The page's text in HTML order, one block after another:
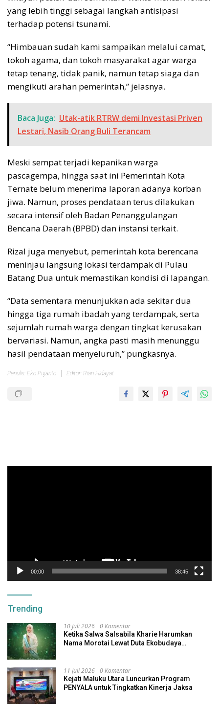
yang lebih tinggi sebagai langkah antisipasi
terhadap potensi tsunami.
“Himbauan sudah kami sampaikan melalui camat,
tokoh agama, dan tokoh masyarakat agar warga
tetap tenang, tidak panik, namun tetap siaga dan
mengikuti arahan pemerintah,” jelasnya.
Baca Juga: Utak-atik RTRW demi Investasi Priven
Lestari, Nasib Orang Buli Terancam
Meski sempat terjadi kepanikan warga
pascagempa, hingga saat ini Pemerintah Kota
Ternate belum menerima laporan adanya korban
jiwa. Namun, proses pendataan terus dilakukan
secara intensif oleh Badan Penanggulangan
Bencana Daerah (BPBD) dan instansi terkait.
Rizal juga menyebut, pemerintah kota berencana
meninjau langsung lokasi terdampak di Pulau
Batang Dua untuk memastikan kondisi di lapangan.
“Data sementara menunjukkan ada sekitar dua
hingga tiga rumah ibadah yang terdampak, serta
sejumlah rumah warga dengan tingkat kerusakan
bervariasi. Namun, angka pasti masih menunggu
hasil pendataan menyeluruh,” pungkasnya.
Penulis: Eko Pujanto Editor: Rian Hidayat
00:00 38:45
Trending
10 Juli 2026 0 Komentar
Ketika Salwa Salsabila Kharie Harumkan
Nama Morotai Lewat Duta Ekobudaya
11 Juli 2026 0 Komentar
Kejati Maluku Utara Luncurkan Program
PENYALA untuk Tingkatkan Kinerja Jaksa